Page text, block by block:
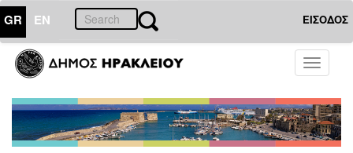
GR EN ΕΙΣΟΔΟΣ
Toggle
ΕΠΙΚΑΙΡΟΤΗΤΑ
Παρατάξεις
Αρχείο